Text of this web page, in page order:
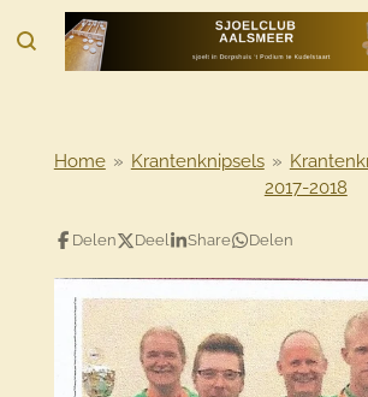
direct
Home » Krantenknipsels »
2017-2018
Delen Deel Share Delen